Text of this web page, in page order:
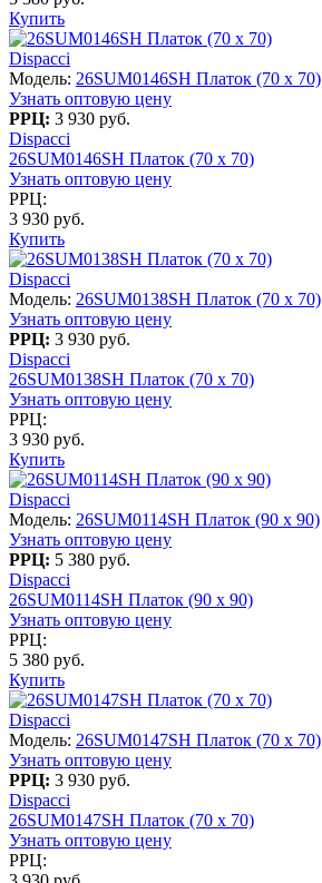
Купить
Dispacci
Модель: 26SUM0146SH Платок (70 x 70)
Узнать оптовую цену
РРЦ: 3 930 руб.
Dispacci
26SUM0146SH Платок (70 x 70)
Узнать оптовую цену
РРЦ:
3 930 руб.
Купить
Dispacci
Модель: 26SUM0138SH Платок (70 x 70)
Узнать оптовую цену
РРЦ: 3 930 руб.
Dispacci
26SUM0138SH Платок (70 x 70)
Узнать оптовую цену
РРЦ:
3 930 руб.
Купить
Dispacci
Модель: 26SUM0114SH Платок (90 х 90)
Узнать оптовую цену
РРЦ: 5 380 руб.
Dispacci
26SUM0114SH Платок (90 х 90)
Узнать оптовую цену
РРЦ:
5 380 руб.
Купить
Dispacci
Модель: 26SUM0147SH Платок (70 x 70)
Узнать оптовую цену
РРЦ: 3 930 руб.
Dispacci
26SUM0147SH Платок (70 x 70)
Узнать оптовую цену
РРЦ: